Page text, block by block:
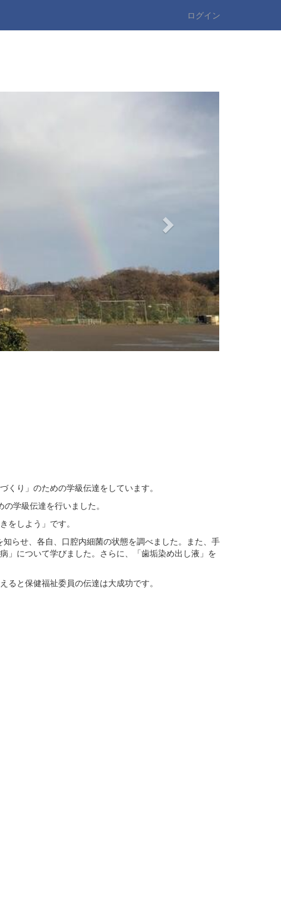
ログイン
り」のための学級伝達をしています。
学級伝達を行いました。
をしよう」です。
らせ、各自、口腔内細菌の状態を調べました。また、手
」について学びました。さらに、「歯垢染め出し液」を
と保健福祉委員の伝達は大成功です。